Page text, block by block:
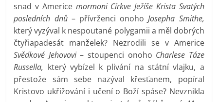
snad v Americe mormoni Církve Ježíše Krista Svatých
posledních dnů– přívrženci onoho Josepha Smithe,
který vyzýval k nespoutané polygamii a měl dobrých
čtyřiapadesát manželek? Nezrodili se v Americe
Svědkové Jehovovi– stoupenci onoho Charlese Táze
Russella, který vybízel k plivání na státní vlajku, a
přestože sám sebe nazýval křesťanem, popíral
Kristovo ukřižování i učení o Boží spáse? Nevznikla